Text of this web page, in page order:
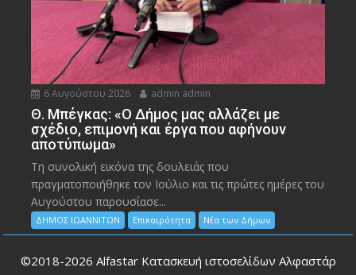
6 Αυγούστου 2026 admin admin
Θ. Μπέγκας: «Ο Δήμος μας αλλάζει με
σχέδιο, επιμονή και έργα που αφήνουν
αποτύπωμα»
Τη συνολική εικόνα της δουλειάς που
πραγματοποιήθηκε τον Ιούλιο και τις πρώτες ημέρες του
Αυγούστου παρουσίασε...
ΔΗΜΟΣ ΙΩΑΝΝΙΤΩΝ Επικαιρότητα Νέα των Δήμων
©2018-2026 Alfastar Κατασκευή ιστοσελίδων Αλφαστάρ